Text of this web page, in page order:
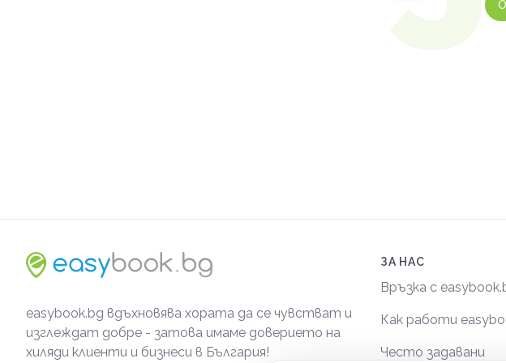
easybook.bg вдъхновява хората да се чувстват и
изглеждат добре - затова имаме доверието на
хиляди клиенти и бизнеси в България!
ЗА НАС
Връзка с
Как работи
Често задавани